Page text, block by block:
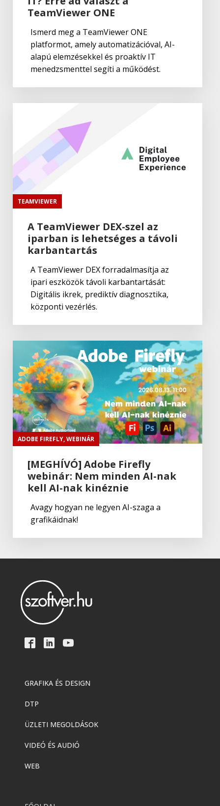
MAXON ZBrush 2022
Maxon
MAXON Redshift 3.5
MAXON Universe 3.2
MAXON Cineware for Illustrator
CINEMA 4D - támogatott
TeamViewer ONE
Ismerd meg a TeamViewer ONE
platformot, amely automatizációval, AI-
alapú elemzésekkel és proaktív IT
menedzsmenttel segíti a működést.
TEAMVIEWER
A TeamViewer DEX-szel az
iparban is lehetséges a távoli
karbantartás
A TeamViewer DEX forradalmasítja az
ipari eszközök távoli karbantartását:
Digitális ikrek, prediktív diagnosztika,
központi vezérlés.
ADOBE FIREFLY,WEBINÁR
[MEGHÍVÓ] Adobe Firefly
webinár: Nem minden AI-nak
kell AI-nak kinéznie
Avagy hogyan ne legyen AI-szaga a
grafikáidnak!
GRAFIKA ÉS DESIGN
DTP
ÜZLETI MEGOLDÁSOK
VIDEÓ ÉS AUDIÓ
WEB